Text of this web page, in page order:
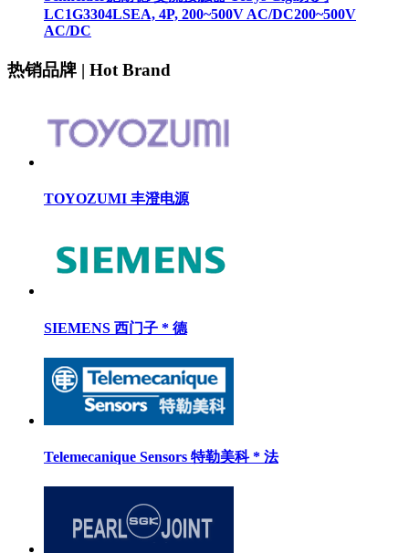
LC1G3304LSEA, 4P, 200~500V AC/DC200~500V
AC/DC
热销品牌 | Hot Brand
TOYOZUMI 丰澄电源
SIEMENS 西门子 * 德
Telemecanique Sensors 特勒美科 * 法